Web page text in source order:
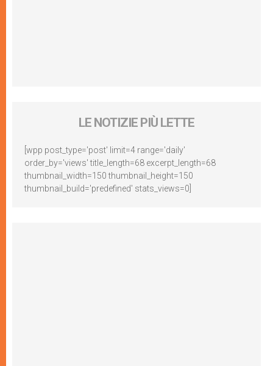
LE NOTIZIE PIÙ LETTE
[wpp post_type='post' limit=4 range='daily'
order_by='views' title_length=68 excerpt_length=68
thumbnail_width=150 thumbnail_height=150
thumbnail_build='predefined' stats_views=0]